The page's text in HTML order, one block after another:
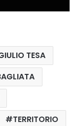
TESA
TERRITORIO